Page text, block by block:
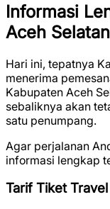
Informasi
Aceh
Hari ini, tepatnya
menerima
Kabupaten Aceh
sebaliknya akan
satu penumpang.
Agar perjalanan
informasi lengkap
Tarif Tiket Travel